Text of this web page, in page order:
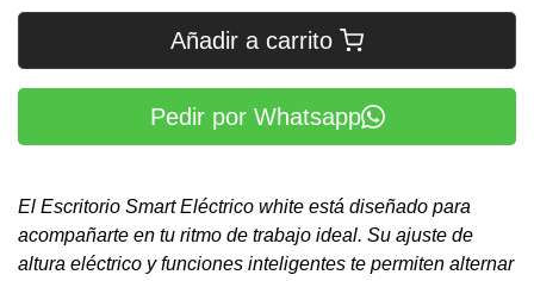
Añadir a carrito
Pedir por Whatsapp
El Escritorio Smart Eléctrico white está diseñado para
acompañarte en tu ritmo de trabajo ideal. Su ajuste de
altura eléctrico y funciones inteligentes te permiten alternar